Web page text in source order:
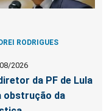
RODRIGUES
2026
da PF de Lula
obstrução da